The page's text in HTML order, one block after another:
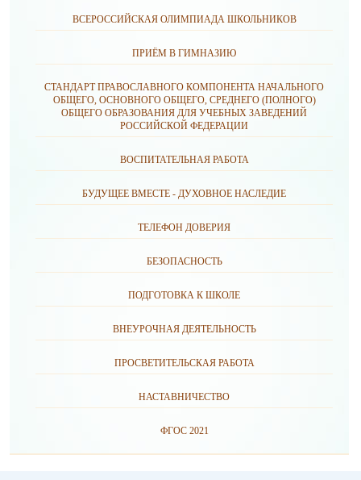
ВСЕРОССИЙСКАЯ ОЛИМПИАДА ШКОЛЬНИКОВ
ПРИЁМ В ГИМНАЗИЮ
СТАНДАРТ ПРАВОСЛАВНОГО КОМПОНЕНТА НАЧАЛЬНОГО
ОБЩЕГО, ОСНОВНОГО ОБЩЕГО, СРЕДНЕГО (ПОЛНОГО)
ОБЩЕГО ОБРАЗОВАНИЯ ДЛЯ УЧЕБНЫХ ЗАВЕДЕНИЙ
РОССИЙСКОЙ ФЕДЕРАЦИИ
ВОСПИТАТЕЛЬНАЯ РАБОТА
БУДУЩЕЕ ВМЕСТЕ - ДУХОВНОЕ НАСЛЕДИЕ
ТЕЛЕФОН ДОВЕРИЯ
БЕЗОПАСНОСТЬ
ПОДГОТОВКА К ШКОЛЕ
ВНЕУРОЧНАЯ ДЕЯТЕЛЬНОСТЬ
ПРОСВЕТИТЕЛЬСКАЯ РАБОТА
НАСТАВНИЧЕСТВО
ФГОС 2021